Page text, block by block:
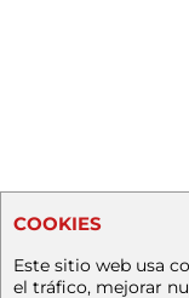
COOKIES
Este sitio web usa
el tráfico, mejorar